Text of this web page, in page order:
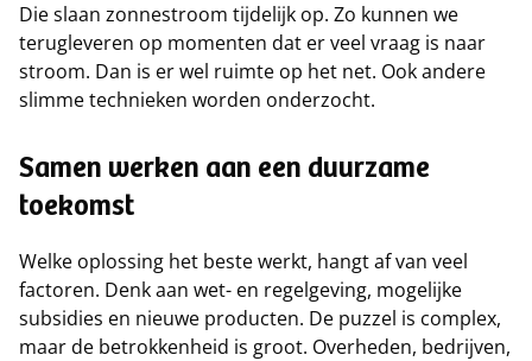
Die slaan zonnestroom tijdelijk op. Zo kunnen we
terugleveren op momenten dat er veel vraag is naar
stroom. Dan is er wel ruimte op het net. Ook andere
slimme technieken worden onderzocht.
Samen werken aan een duurzame
toekomst
Welke oplossing het beste werkt, hangt af van veel
factoren. Denk aan wet- en regelgeving, mogelijke
subsidies en nieuwe producten. De puzzel is complex,
maar de betrokkenheid is groot. Overheden, bedrijven,